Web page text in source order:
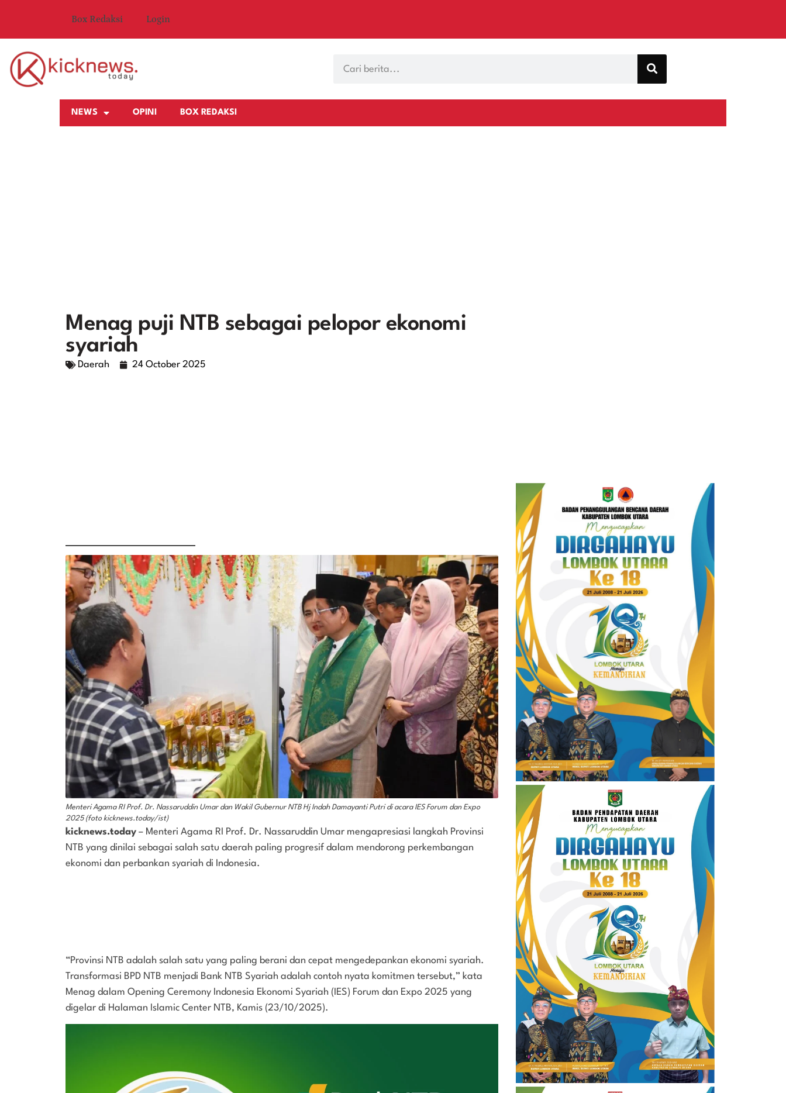
Box Redaksi Login
NEWS OPINI BOX REDAKSI
Menag puji NTB sebagai pelopor ekonomi
syariah
Daerah 24 October 2025
Menteri Agama RI Prof. Dr. Nassaruddin Umar dan Wakil Gubernur NTB Hj Indah Damayanti Putri di acara IES Forum dan Expo
2025 (foto kicknews.today/ist)
kicknews.today – Menteri Agama RI Prof. Dr. Nassaruddin Umar mengapresiasi langkah Provinsi
NTB yang dinilai sebagai salah satu daerah paling progresif dalam mendorong perkembangan
ekonomi dan perbankan syariah di Indonesia.
“Provinsi NTB adalah salah satu yang paling berani dan cepat mengedepankan ekonomi syariah.
Transformasi BPD NTB menjadi Bank NTB Syariah adalah contoh nyata komitmen tersebut,” kata
Menag dalam Opening Ceremony Indonesia Ekonomi Syariah (IES) Forum dan Expo 2025 yang
digelar di Halaman Islamic Center NTB, Kamis (23/10/2025).